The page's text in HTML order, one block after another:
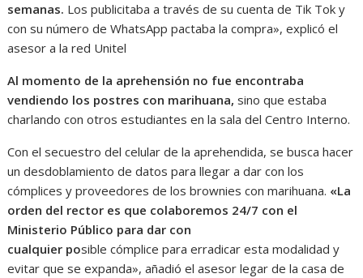
semanas. Los publicitaba a través de su cuenta de Tik Tok y
con su número de WhatsApp pactaba la compra», explicó el
asesor a la red Unitel
Al momento de la aprehensión no fue encontraba
vendiendo los postres con marihuana,sino que estaba
charlando con otros estudiantes en la sala del Centro Interno.
Con el secuestro del celular de la aprehendida, se busca hacer
un desdoblamiento de datos para llegar a dar con los
cómplices y proveedores de los brownies con marihuana. «La
orden del rector es que colaboremos 24/7 con el
Ministerio Público para dar con
cualquier posible cómplice para erradicar estamodalidad y
evitar que se expanda», añadió el asesor legar de la casa de